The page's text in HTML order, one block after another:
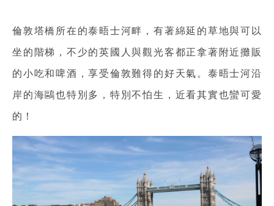
倫敦塔橋所在的泰晤士河畔，有著綿延的草地與可以
坐的階梯，不少的英國人與觀光客都正拿著附近攤販
的小吃和啤酒，享受倫敦難得的好天氣。泰晤士河沿
岸的海鷗也特別多，特別不怕生，近看其實也蠻可愛
的！